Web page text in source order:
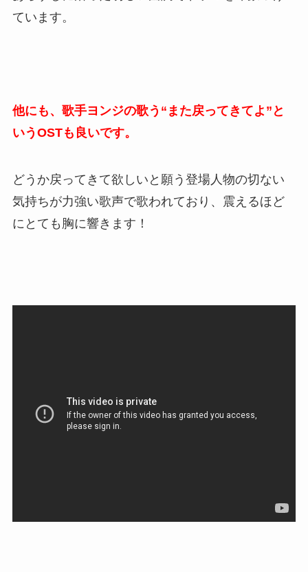
ています。
他にも、歌手ヨンジの歌う“また戻ってきてよ”と
いうOSTも良いです。
どうか戻ってきて欲しいと願う登場人物の切ない
気持ちが力強い歌声で歌われており、震えるほど
にとても胸に響きます！